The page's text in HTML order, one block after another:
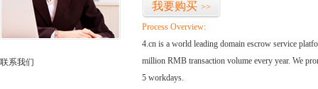
联系我们
我要购买 >>
Process Overview:
4.cn is a world leading domain escrow service
million RMB transaction volume every year. We
5 workdays.